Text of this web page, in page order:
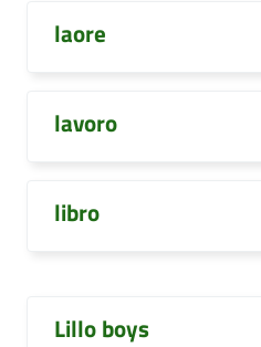
laore
lavoro
libro
Lillo boys